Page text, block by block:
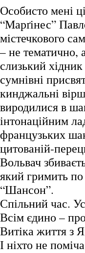
Особисто мені
“Марґінес”
містечкового
– не тематично,
слизький
сумнівні
кинджальні
виродилися в
інтонаційним
французьких
цитованій-
Вольвач
який гримить по
“Шансон”.
Спільний час.
Всім єдино –
Витіка життя з
І ніхто не